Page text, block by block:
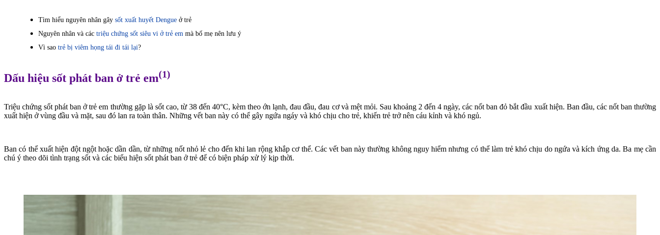
Tìm hiểu nguyên nhân gây sốt xuất huyết Dengue ở trẻ
Nguyên nhân và các triệu chứng sốt siêu vi ở trẻ em mà bố mẹ nên lưu ý
Vì sao trẻ bị viêm họng tái đi tái lại?
Dấu hiệu sốt phát ban ở trẻ em(1)
Triệu chứng sốt phát ban ở trẻ em thường gặp là sốt cao, từ 38 đến 40°C, kèm theo ớn lạnh, đau đầu, đau cơ và mệt mỏi. Sau khoảng 2 đến 4 ngày, các nốt ban đỏ bắt đầu xuất hiện. Ban đầu, các nốt ban thường
xuất hiện ở vùng đầu và mặt, sau đó lan ra toàn thân. Những vết ban này có thể gây ngứa ngáy và khó chịu cho trẻ, khiến trẻ trở nên cáu kỉnh và khó ngủ.
Ban có thể xuất hiện đột ngột hoặc dần dần, từ những nốt nhỏ lẻ cho đến khi lan rộng khắp cơ thể. Các vết ban này thường không nguy hiểm nhưng có thể làm trẻ khó chịu do ngứa và kích ứng da.Ba mẹ cần
chú ý theo dõi tình trạng sốt và các biểu hiện sốt phát ban ở trẻ để có biện pháp xử lý kịp thời.